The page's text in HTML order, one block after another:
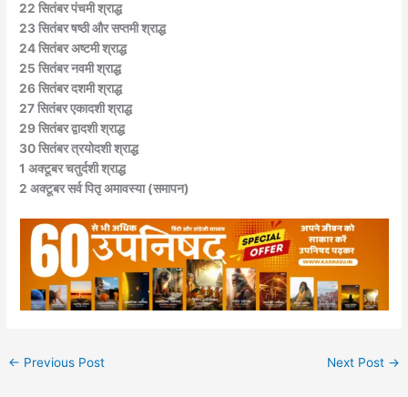
22 सितंबर पंचमी श्राद्ध
23 सितंबर षष्ठी और सप्तमी श्राद्ध
24 सितंबर अष्टमी श्राद्ध
25 सितंबर नवमी श्राद्ध
26 सितंबर दशमी श्राद्ध
27 सितंबर एकादशी श्राद्ध
29 सितंबर द्वादशी श्राद्ध
30 सितंबर त्रयोदशी श्राद्ध
1 अक्टूबर चतुर्दशी श्राद्ध
2 अक्टूबर सर्व पितृ अमावस्या (समापन)
← Previous Post Next Post →